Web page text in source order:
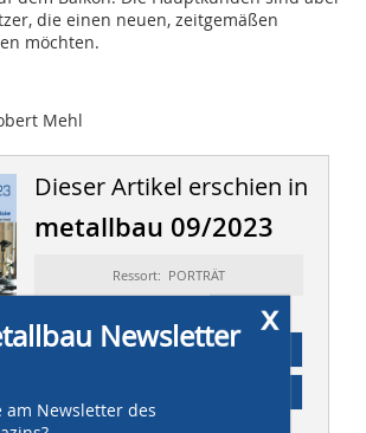
die einen neuen, zeitgemäßen
möchten.
Mehl
Dieser Artikel erschien in
metallbau 09/2023
Ressort: PORTRÄT
Abonnement
x
Newsletter
am Newsletter des